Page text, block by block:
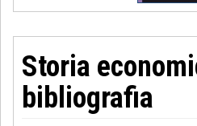
Storia
bibliografia